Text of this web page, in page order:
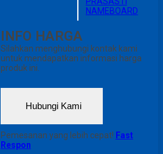
NAMEBOARD
INFO HARGA
Silahkan menghubungi kontak kami
untuk mendapatkan informasi harga
produk ini.
Hubungi Kami
Pemesanan yang lebih cepat! Fast
Respon